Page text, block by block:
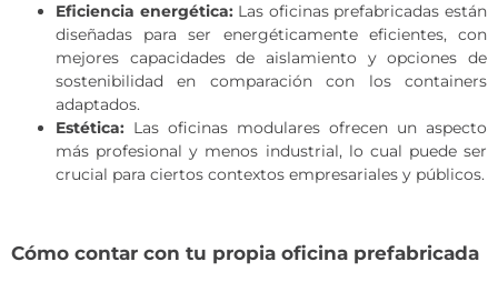
Eficiencia energética:Las oficinas prefabricadas están
diseñadas para ser energéticamente eficientes, con
mejores capacidades de aislamiento y opciones de
sostenibilidad en comparación con los containers
adaptados.
Estética: Las oficinas modulares ofrecen un aspecto
más profesional y menos industrial, lo cual puede ser
crucial para ciertos contextos empresariales y públicos.
Cómo contar con tu propia oficina prefabricada